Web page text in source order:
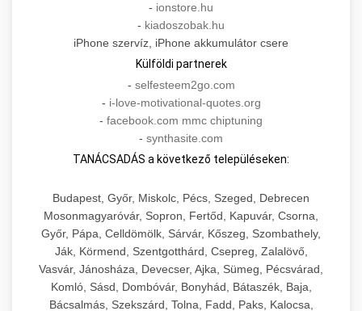
- ionstore.hu
- kiadoszobak.hu
iPhone szervíz, iPhone akkumulátor csere
Külföldi partnerek
- selfesteem2go.com
- i-love-motivational-quotes.org
- facebook.com mmc chiptuning
- synthasite.com
TANÁCSADÁS a következő településeken:
Budapest, Győr, Miskolc, Pécs, Szeged, Debrecen
Mosonmagyaróvár, Sopron, Fertőd, Kapuvár, Csorna,
Győr, Pápa, Celldömölk, Sárvár, Kőszeg, Szombathely,
Ják, Körmend, Szentgotthárd, Csepreg, Zalalövő,
Vasvár, Jánosháza, Devecser, Ajka, Sümeg, Pécsvárad,
Komló, Sásd, Dombóvár, Bonyhád, Bátaszék, Baja,
Bácsalmás, Szekszárd, Tolna, Fadd, Paks, Kalocsa,